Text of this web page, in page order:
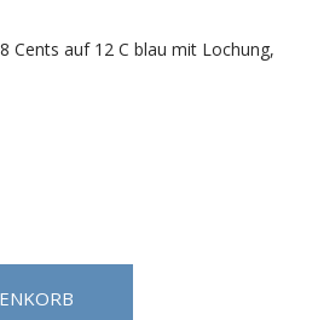
Cents auf 12 C blau mit Lochung,